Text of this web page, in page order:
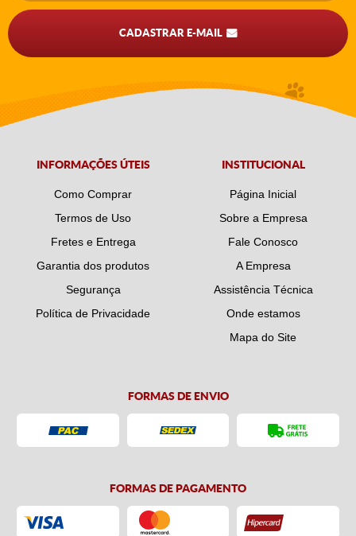
CADASTRAR E-MAIL
INFORMAÇÕES ÚTEIS
Como Comprar
Termos de Uso
Fretes e Entrega
Garantia dos produtos
Segurança
Política de Privacidade
INSTITUCIONAL
Página Inicial
Sobre a Empresa
Fale Conosco
A Empresa
Assistência Técnica
Onde estamos
Mapa do Site
FORMAS DE ENVIO
FORMAS DE PAGAMENTO